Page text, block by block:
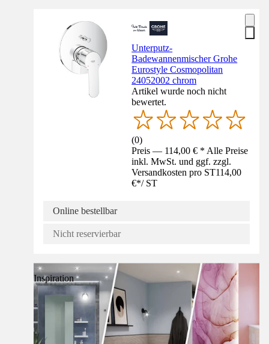
Unterputz-
Badewannenmischer Grohe
Eurostyle Cosmopolitan
24052002 chrom
Artikel wurde noch nicht
bewertet.
(0)
Preis — 114,00 € * Alle Preise
inkl. MwSt. und ggf. zzgl.
Versandkosten pro ST114,00
€*/ ST
Online bestellbar
Nicht reservierbar
Inspiration